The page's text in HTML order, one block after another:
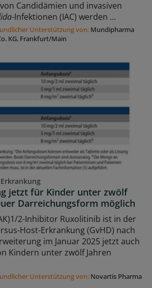
Candidämien und invasiven
-Infektionen (IAC) werden ...
Unterstützung von: Mundipharma
KG, Frankfurt/Main
jetzt für Kinder unter zwölf
Darreichungsform möglich
2-Inhibitor Ruxolitinib ist in der
Host-Erkrankung (GvHD) nach
im Januar 2025 jetzt auch
Kindern unter zwölf Jahren
Unterstützung von: Novartis Pharma